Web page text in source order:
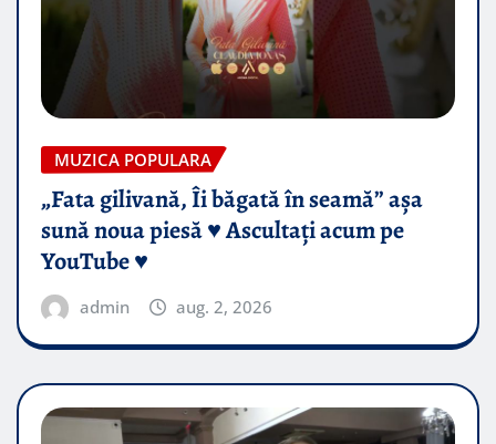
MUZICA POPULARA
„Fata gilivană, Îi băgată în seamă” așa
sună noua piesă ♥️ Ascultați acum pe
YouTube ♥️
admin aug. 2, 2026